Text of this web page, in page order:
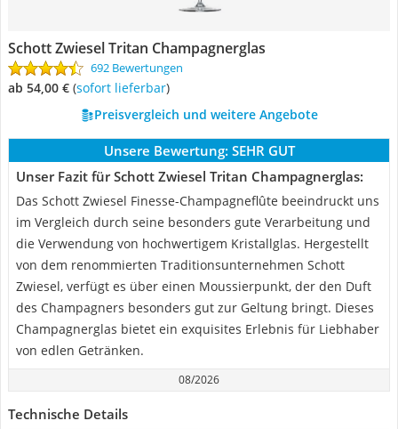
Schott Zwiesel Tritan Champagnerglas
692 Bewertungen
ab 54,00 € ( Sofort lieferbar)
Preisvergleich und weitere Angebote
Unsere Bewertung: SEHR GUT
Unser Fazit für Schott Zwiesel Tritan Champagnerglas:
Das Schott Zwiesel Finesse-Champagneflûte beeindruckt uns
im Vergleich durch seine besonders gute Verarbeitung und
die Verwendung von hochwertigem Kristallglas. Hergestellt
von dem renommierten Traditionsunternehmen Schott
Zwiesel, verfügt es über einen Moussierpunkt, der den Duft
des Champagners besonders gut zur Geltung bringt. Dieses
Champagnerglas bietet ein exquisites Erlebnis für Liebhaber
von edlen Getränken.
08/2026
Technische Details